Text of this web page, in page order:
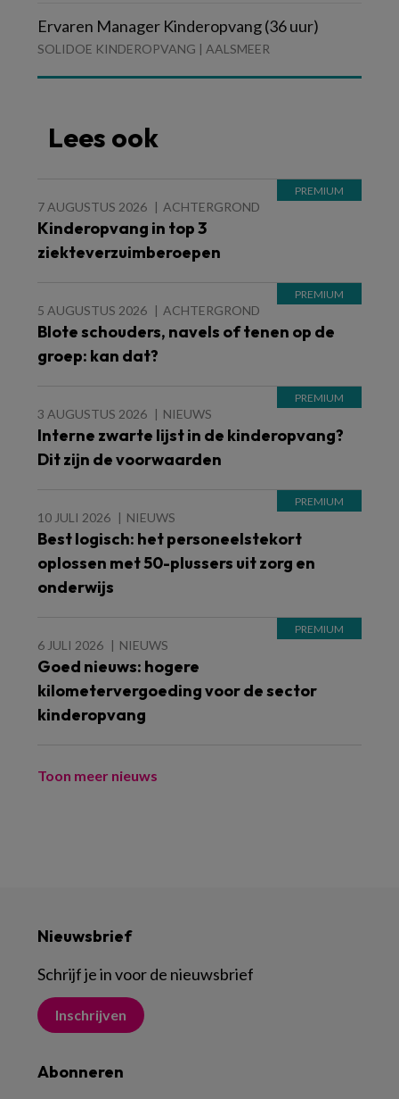
Ervaren Manager Kinderopvang (36 uur)
SOLIDOE KINDEROPVANG | AALSMEER
Lees ook
7 AUGUSTUS 2026 ACHTERGROND
Kinderopvang in top 3
ziekteverzuimberoepen
5 AUGUSTUS 2026 ACHTERGROND
Blote schouders, navels of tenen op de
groep: kan dat?
3 AUGUSTUS 2026 NIEUWS
Interne zwarte lijst in de kinderopvang?
Dit zijn de voorwaarden
10 JULI 2026 NIEUWS
Best logisch: het personeelstekort
oplossen met 50-plussers uit zorg en
onderwijs
6 JULI 2026 NIEUWS
Goed nieuws: hogere
kilometervergoeding voor de sector
kinderopvang
Toon meer nieuws
Nieuwsbrief
Schrijf je in voor de nieuwsbrief
Inschrijven
Abonneren